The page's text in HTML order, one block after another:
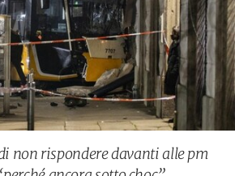
non rispondere davanti alle pm